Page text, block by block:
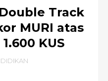
Track
MURI atas
KUS